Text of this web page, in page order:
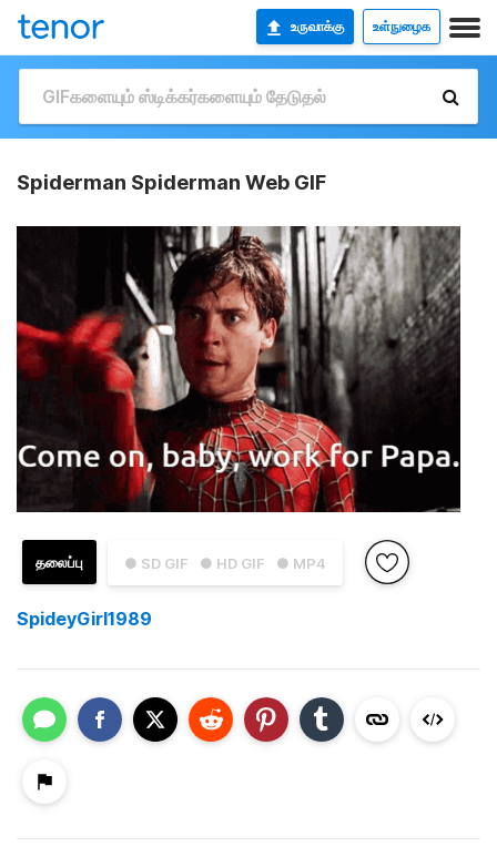
உருவாக்கு உள்நுழைக
Spiderman Spiderman Web GIF
● SD GIF ● HD GIF ● MP4
தலைப்பு
SpideyGirl1989